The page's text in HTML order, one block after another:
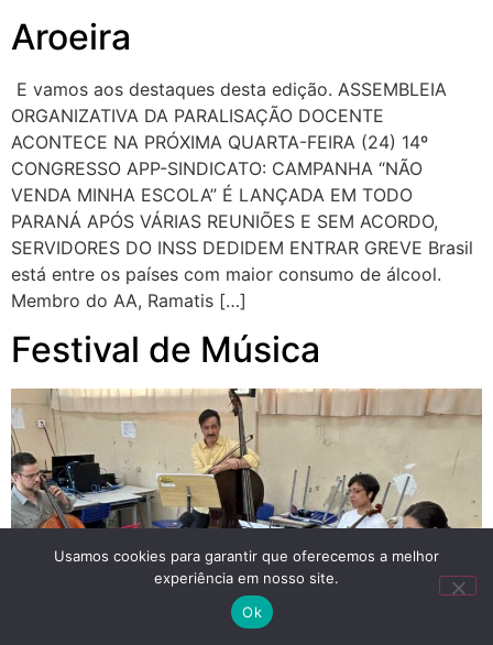
Aroeira
E vamos aos destaques desta edição. ASSEMBLEIA
ORGANIZATIVA DA PARALISAÇÃO DOCENTE
ACONTECE NA PRÓXIMA QUARTA-FEIRA (24) 14º
CONGRESSO APP-SINDICATO: CAMPANHA “NÃO
VENDA MINHA ESCOLA” É LANÇADA EM TODO
PARANÁ APÓS VÁRIAS REUNIÕES E SEM ACORDO,
SERVIDORES DO INSS DEDIDEM ENTRAR GREVE Brasil
está entre os países com maior consumo de álcool.
Membro do AA, Ramatis […]
Festival de Música
Usamos cookies para garantir que oferecemos a melhor
experiência em nosso site.
Ok